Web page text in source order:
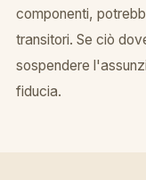
componenti,
transitori. Se ciò
sospendere
fiducia.